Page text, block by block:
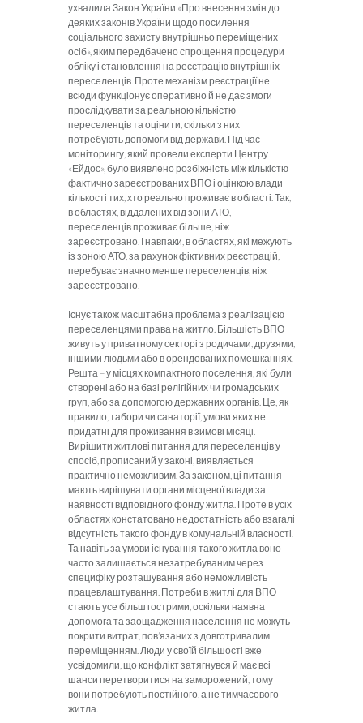
ухвалила Закон України «Про внесення змін до
деяких законів України щодо посилення
соціального захисту внутрішньо переміщених
осіб», яким передбачено спрощення процедури
обліку і становлення на реєстрацію внутрішніх
переселенців. Проте механізм реєстрації не
всюди функціонує оперативно й не дає змоги
прослідкувати за реальною кількістю
переселенців та оцінити, скільки з них
потребують допомоги від держави. Під час
моніторингу, який провели експерти Центру
«Ейдос», було виявлено розбіжність між кількістю
фактично зареєстрованих ВПО і оцінкою влади
кількості тих, хто реально проживає в області. Так,
в областях, віддалених від зони АТО,
переселенців проживає більше, ніж
зареєстровано. І навпаки, в областях, які межують
із зоною АТО, за рахунок фіктивних реєстрацій,
перебуває значно менше переселенців, ніж
зареєстровано.
Існує також масштабна проблема з реалізацією
переселенцями права на житло. Більшість ВПО
живуть у приватному секторі з родичами, друзями,
іншими людьми або в орендованих помешканнях.
Решта – у місцях компактного поселення, які були
створені або на базі релігійних чи громадських
груп, або за допомогою державних органів. Це, як
правило, табори чи санаторії, умови яких не
придатні для проживання в зимові місяці.
Вирішити житлові питання для переселенців у
спосіб, прописаний у законі, виявляється
практично неможливим. За законом, ці питання
мають вирішувати органи місцевої влади за
наявності відповідного фонду житла. Проте в усіх
областях констатовано недостатність або взагалі
відсутність такого фонду в комунальній власності.
Та навіть за умови існування такого житла воно
часто залишається незатребуваним через
специфіку розташування або неможливість
працевлаштування. Потреби в житлі для ВПО
стають усе більш гострими, оскільки наявна
допомога та заощадження населення не можуть
покрити витрат, пов’язаних з довготривалим
переміщенням. Люди у своїй більшості вже
усвідомили, що конфлікт затягнувся й має всі
шанси перетворитися на заморожений, тому
вони потребують постійного, а не тимчасового
житла.